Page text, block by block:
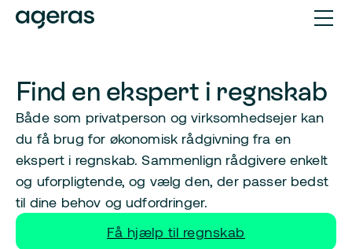
Find en ekspert i regnskab
Både som privatperson og virksomhedsejer kan
du få brug for økonomisk rådgivning fra en
ekspert i regnskab. Sammenlign rådgivere enkelt
og uforpligtende, og vælg den, der passer bedst
til dine behov og udfordringer.
Få hjælp til regnskab